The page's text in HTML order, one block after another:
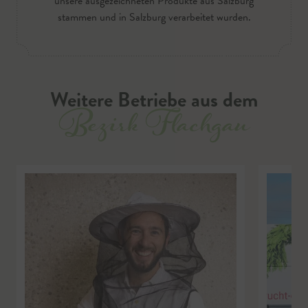
stammen und in Salzburg verarbeitet wurden.
Weitere Betriebe aus dem
Bezirk Flachgau